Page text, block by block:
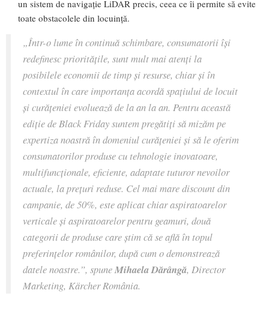
un sistem de navigație LiDAR precis, ceea ce îi permite să evite
toate obstacolele din locuință.
„Într-o lume în continuă schimbare, consumatorii își
redefinesc prioritățile, sunt mult mai atenți la
posibilele economii de timp și resurse, chiar și în
contextul în care importanța acordă spațiului de locuit
și curățeniei evoluează de la an la an. Pentru această
ediție de Black Friday suntem pregătiți să mizăm pe
expertiza noastră în domeniul curățeniei și să le oferim
consumatorilor produse cu tehnologie inovatoare,
multifuncționale, eficiente, adaptate tuturor nevoilor
actuale, la prețuri reduse. Cel mai mare discount din
campanie, de 50%, este aplicat chiar aspiratoarelor
verticale și aspiratoarelor pentru geamuri, două
categorii de produse care știm că se află în topul
preferințelor românilor, după cum o demonstrează
datele noastre.”, spuneMihaela Dărângă, Director
Marketing, Kärcher România.